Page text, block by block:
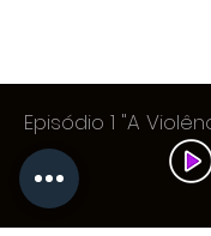
Episódio 1 "A